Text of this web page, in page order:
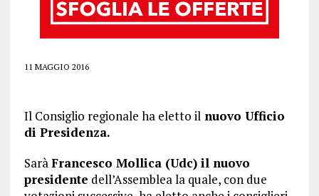
11 MAGGIO 2016
Il Consiglio regionale ha eletto ilnuovo Ufficio
di Presidenza.
SaràFrancesco Mollica (Udc) il nuovo
presidente dell’Assemblea la quale, con due